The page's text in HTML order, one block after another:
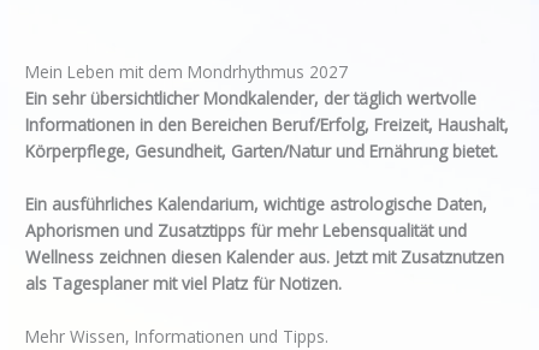
Mein Leben mit dem Mondrhythmus 2027
Ein sehr übersichtlicher Mondkalender, der täglich wertvolle
Informationen in den Bereichen Beruf/Erfolg, Freizeit, Haushalt,
Körperpflege, Gesundheit, Garten/Natur und Ernährung bietet.
Ein ausführliches Kalendarium, wichtige astrologische Daten,
Aphorismen und Zusatztipps für mehr Lebensqualität und
Wellness zeichnen diesen Kalender aus. Jetzt mit Zusatznutzen
als Tagesplaner mit viel Platz für Notizen.
Mehr Wissen, Informationen und Tipps.